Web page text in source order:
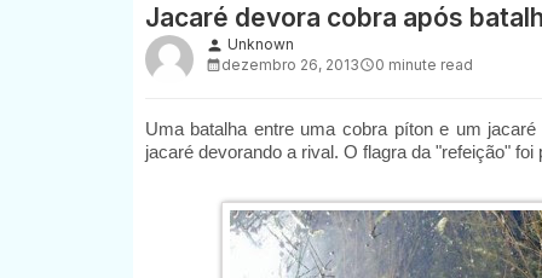
Jacaré devora cobra após
person Unknown
dezembro 26, 2013
0 minute read
Uma batalha entre uma cobra píton e um
jacaré devorando a rival. O flagra da "refeição"